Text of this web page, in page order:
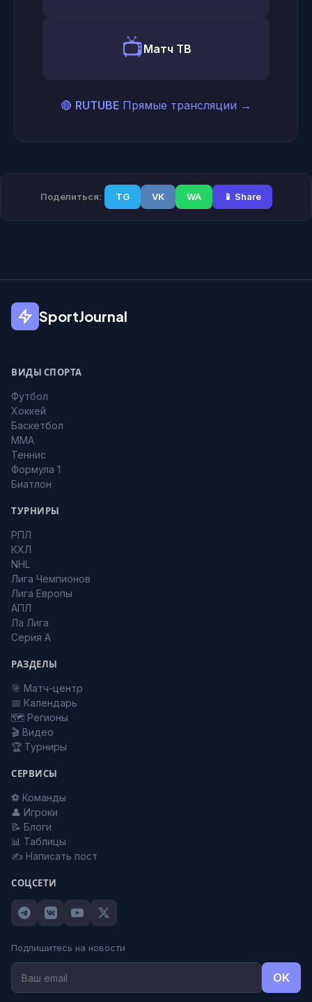
📺Матч ТВ
🔴 RUTUBE Прямые трансляции →
Поделиться: TG VK WA 📱 Share
SportJournal
ВИДЫ СПОРТА
Футбол
Хоккей
Баскетбол
MMA
Теннис
Формула 1
Биатлон
ТУРНИРЫ
РПЛ
КХЛ
NHL
Лига Чемпионов
Лига Европы
АПЛ
Ла Лига
Серия А
РАЗДЕЛЫ
🎯 Матч-центр
📅 Календарь
🗺️ Регионы
🎬 Видео
🏆 Турниры
СЕРВИСЫ
⚽ Команды
👤 Игроки
📝 Блоги
📊 Таблицы
✍️ Написать пост
СОЦСЕТИ
Подпишитесь на новости
OK